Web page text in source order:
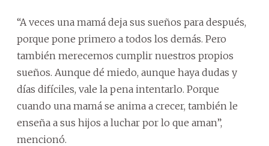
“A veces una mamá deja sus sueños para después,
porque pone primero a todos los demás. Pero
también merecemos cumplir nuestros propios
sueños. Aunque dé miedo, aunque haya dudas y
días difíciles, vale la pena intentarlo. Porque
cuando una mamá se anima a crecer, también le
enseña a sus hijos a luchar por lo que aman”,
mencionó.